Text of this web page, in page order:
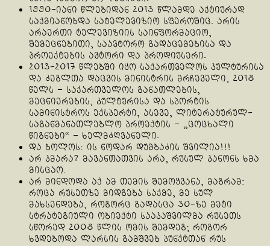
1990-იანი წლებიდან 2013 წლამდე აქტიურად
საქმიანობდა სატელევიზიო სფეროშიც. არის
არაერთი ტელევიზიის საინფორმაციო,
შემეცნებითი, საავტორო გადაცემებისა და
პროექტების ავტორი და პროდიუსერი.
2013-2017 წლებში იყო საქართველოს კულტურისა
და ძეგლთა დაცვის მინისტრის მრჩეველი, 2018
წელს – საქართველოს განათლების,
მეცნიერების, კულტურისა და სპორტის
სამინისტროს ექსპერტი, ასევე, ლიტერატურულ-
საგანმანათლებლო პროექტის – „ცოცხალი
წიგნები“ – ხელმძღვანელი.
და ბოლოს: ის ნოდარ დუმბაძის შვილია!!!
არ კმარა? მავანთათვის არა, რუსულ კანონს ხმა
მისცაო.
არ მინდოდა აქ ამ თემის შემოყვანა, მაგრამ:
როცა რუსეთზე მიდგება საქმე, მე სულ
მახსენდება, როგორც გადასცა 30-ზე მეტი
სტრატეგიული ობიექტი სააკაშვილმა რუსეთს
სწორედ 2008 წლის ომის შემდეგ; როგორ
ხვდებოდა ლარსის გამშვებ პუნქტთან რუს